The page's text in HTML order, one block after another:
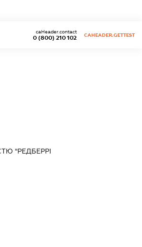
0 (800) 210 102
caHeader.contact
CAHEADER.GETTEST
"РЕДБЕРРІ